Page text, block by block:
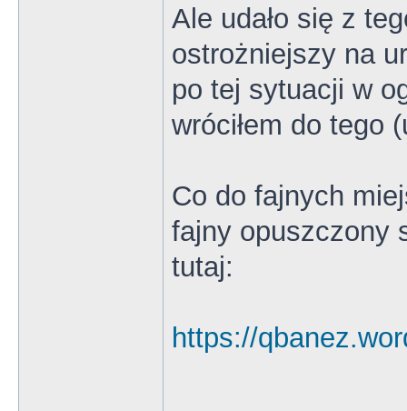
Ale udało się z
ostrożniejszy na
po tej sytuacji w
wróciłem do tego
Co do fajnych
fajny opuszczony
tutaj:
https://